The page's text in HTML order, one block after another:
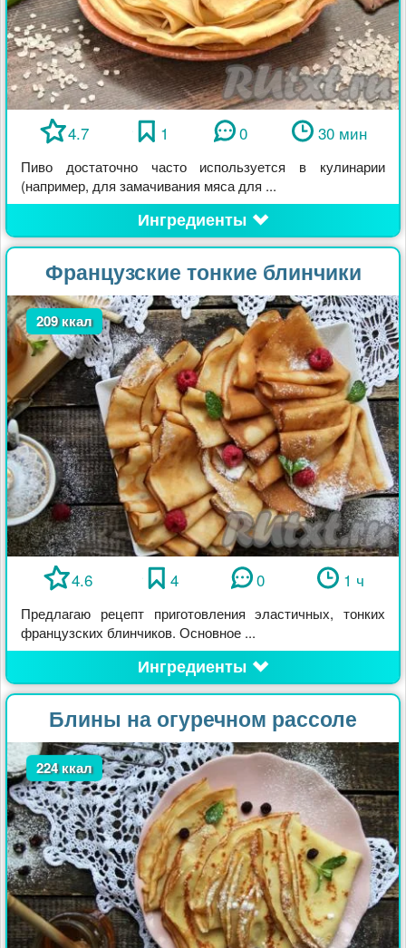
4.7 1 0 30 мин
Пиво достаточно часто используется в кулинарии
(например, для замачивания мяса для ...
Ингредиенты
Французские тонкие блинчики
209 ккал
4.6 4 0 1 ч
Предлагаю рецепт приготовления эластичных, тонких
французских блинчиков. Основное ...
Ингредиенты
Блины на огуречном рассоле
224 ккал